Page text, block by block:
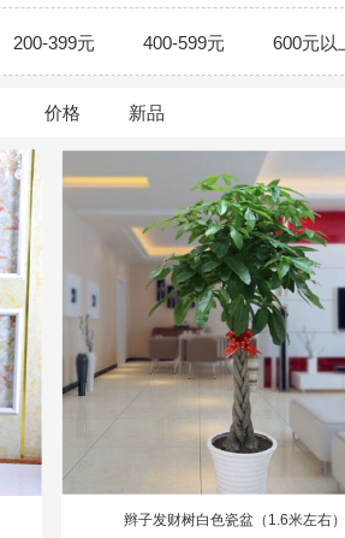
200-399元 400-599元 600元以
价格 新品
辫子发财树白色瓷盆（1.6米左右）